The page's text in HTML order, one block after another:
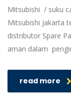
Mitsubishi / suku
Mitsubishi Jakarta
distributor Spare
aman dalam
read more